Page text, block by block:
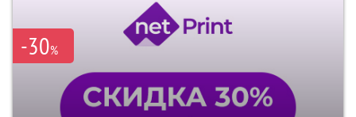
-30%